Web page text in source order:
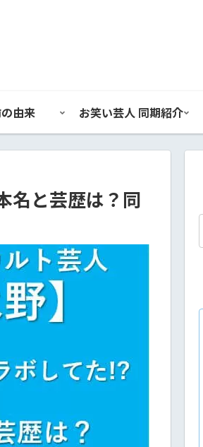
由来 お笑い芸人 同期紹介
名と芸歴は？同